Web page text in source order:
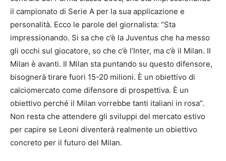
il campionato di Serie A per la sua applicazione e
personalità. Ecco le parole del giornalista: “Sta
impressionando. Si sa che c’è la Juventus che ha messo
gli occhi sul giocatore, so che c’è l’Inter, ma c’è il Milan. Il
Milan è avanti. Il Milan sta puntando su questo difensore,
bisognerà tirare fuori 15-20 milioni. È un obiettivo di
calciomercato come difensore di prospettiva. È un
obiettivo perché il Milan vorrebbe tanti italiani in rosa”.
Non resta che attendere gli sviluppi del mercato estivo
per capire se Leoni diventerà realmente un obiettivo
concreto per il futuro del Milan.